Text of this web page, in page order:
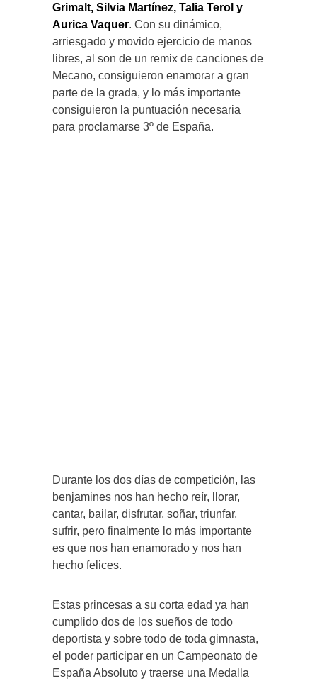
Grimalt, Silvia Martínez, Talia Terol y
Aurica Vaquer. Con su dinámico,
arriesgado y movido ejercicio de manos
libres, al son de un remix de canciones de
Mecano, consiguieron enamorar a gran
parte de la grada, y lo más importante
consiguieron la puntuación necesaria
para proclamarse 3º de España.
Durante los dos días de competición, las
benjamines nos han hecho reír, llorar,
cantar, bailar, disfrutar, soñar, triunfar,
sufrir, pero finalmente lo más importante
es que nos han enamorado y nos han
hecho felices.
Estas princesas a su corta edad ya han
cumplido dos de los sueños de todo
deportista y sobre todo de toda gimnasta,
el poder participar en un Campeonato de
España Absoluto y traerse una Medalla